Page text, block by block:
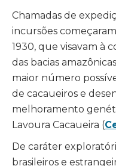
Chamadas de
incursões
1930, que visavam à
das bacias
maior número
de cacaueiros e
melhoramento
Lavoura Cacaueira (
De caráter
brasileiros e